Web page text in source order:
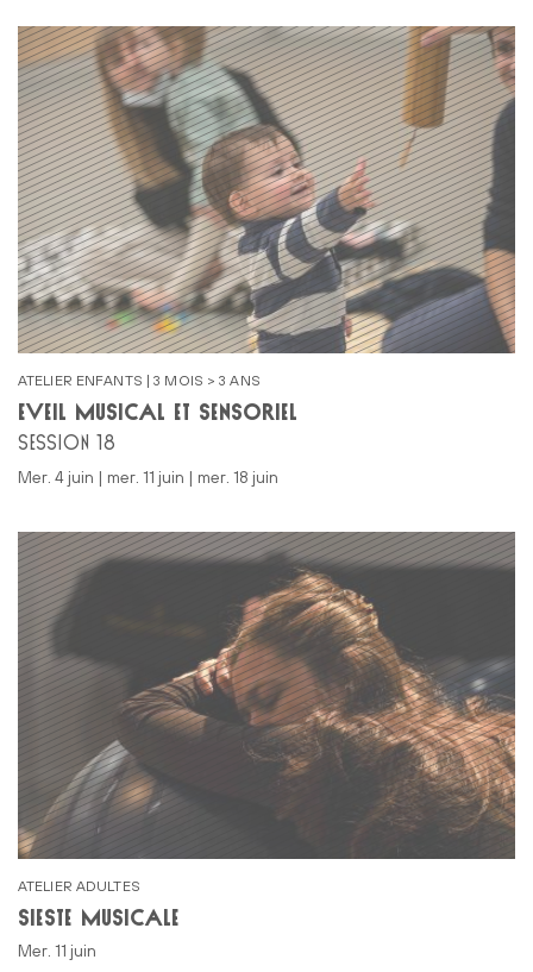
ATELIER ENFANTS | 3 MOIS > 3 ANS
ÉVEIL MUSICAL ET SENSORIEL
SESSION 18
mer. 4 juin | mer. 11 juin | mer. 18 juin
ATELIER ADULTES
SIESTE MUSICALE
mer. 11 juin